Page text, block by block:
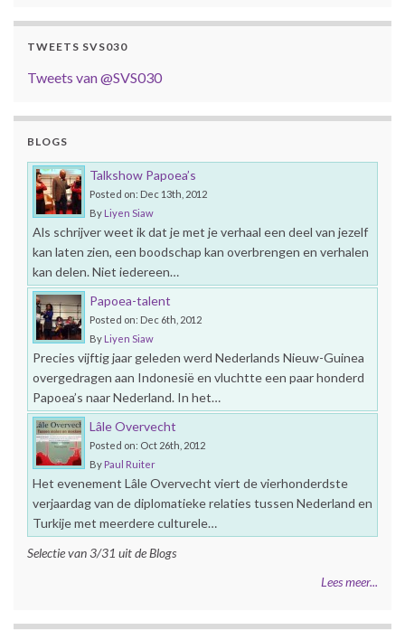
TWEETS SVS030
Tweets van @SVS030
BLOGS
Talkshow Papoea’s
Posted on: Dec 13th, 2012
By Liyen Siaw
Als schrijver weet ik dat je met je verhaal een deel van jezelf
kan laten zien, een boodschap kan overbrengen en verhalen
kan delen. Niet iedereen…
Papoea-talent
Posted on: Dec 6th, 2012
By Liyen Siaw
Precies vijftig jaar geleden werd Nederlands Nieuw-Guinea
overgedragen aan Indonesië en vluchtte een paar honderd
Papoea’s naar Nederland. In het…
Lâle Overvecht
Posted on: Oct 26th, 2012
By Paul Ruiter
Het evenement Lâle Overvecht viert de vierhonderdste
verjaardag van de diplomatieke relaties tussen Nederland en
Turkije met meerdere culturele…
Selectie van 3/31 uit de Blogs
Lees meer...